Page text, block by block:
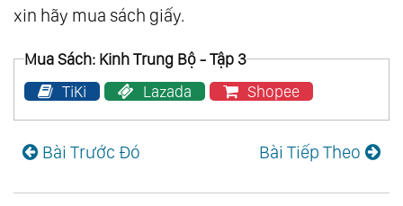
xin hãy mua sách giấy.
Mua Sách: Kinh Trung Bộ - Tập 3
TiKi
Lazada Shopee
Bài Trước Đó Bài Tiếp Theo